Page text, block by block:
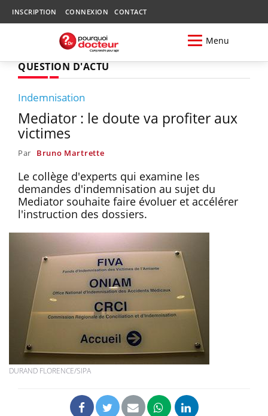
INSCRIPTION CONNEXION CONTACT
Menu
QUESTION D'ACTU
Indemnisation
Mediator : le doute va profiter aux
victimes
Par Bruno Martrette
Le collège d'experts qui examine les
demandes d'indemnisation au sujet du
Mediator souhaite faire évoluer et accélérer
l'instruction des dossiers.
DURAND FLORENCE/SIPA